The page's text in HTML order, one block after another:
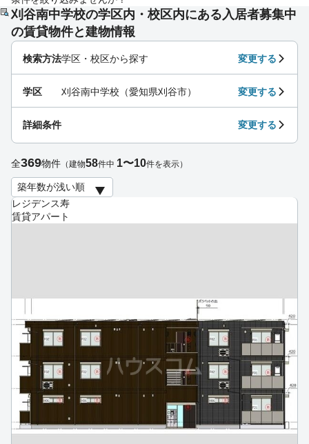
刈谷南中学校の学区内・校区内にある入居者募集中
の賃貸物件と建物情報
レジデンス寿
賃貸アパート
検索方法学区・校区から探す 変更する
学区 刈谷南中学校（愛知県刈谷市） 変更する
詳細条件 変更する
全369物件 （建物58件中 1〜10件を表示）